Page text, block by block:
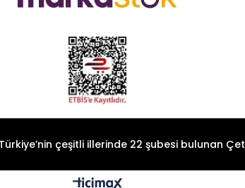
çeşitli illerinde 22 şubesi bulunan